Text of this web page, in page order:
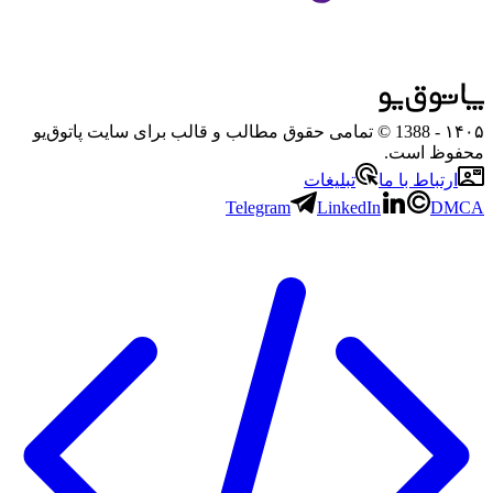
۱۴۰۵
- 1388 © تمامی حقوق مطالب و قالب برای سایت پاتوق‌یو
محفوظ است.
ارتباط با ما
تبلیغات
Telegram
LinkedIn DMCA